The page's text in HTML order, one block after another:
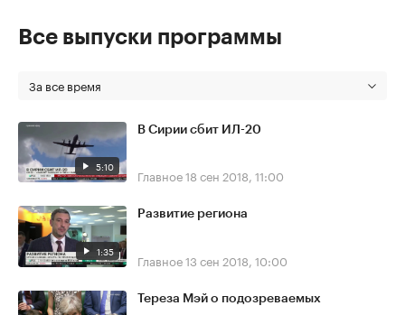
Все выпуски программы
За все время
5:10
В Сирии сбит ИЛ-20
Главное18 сен 2018, 11:00
1:35
Развитие региона
Главное13 сен 2018, 10:00
Тереза Мэй о подозреваемых